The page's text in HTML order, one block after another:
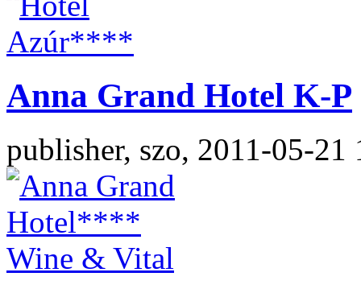
Anna Grand Hotel K-P
publisher, szo, 2011-05-21